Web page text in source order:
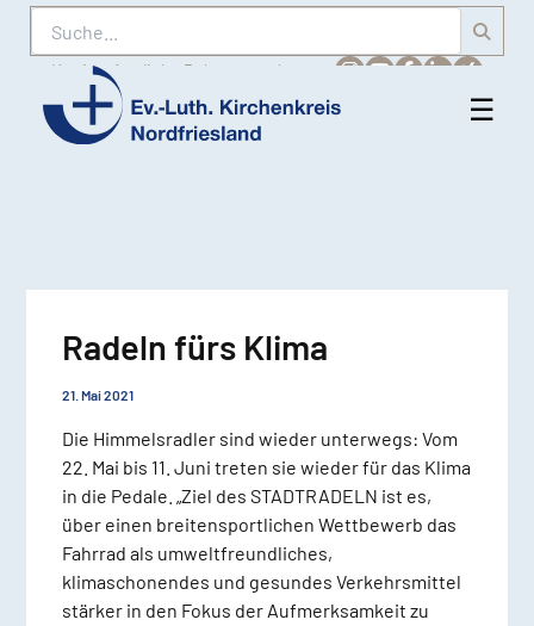
Suche
Karriere Amtliche Bekanntmachungen
Ev.-
☰
Radeln fürs Klima
21. Mai 2021
Die Himmelsradler sind wieder unterwegs: Vom
22. Mai bis 11. Juni treten sie wieder für das Klima
in die Pedale. „Ziel des STADTRADELN ist es,
über einen breitensportlichen Wettbewerb das
Fahrrad als umweltfreundliches,
klimaschonendes und gesundes Verkehrsmittel
stärker in den Fokus der Aufmerksamkeit zu